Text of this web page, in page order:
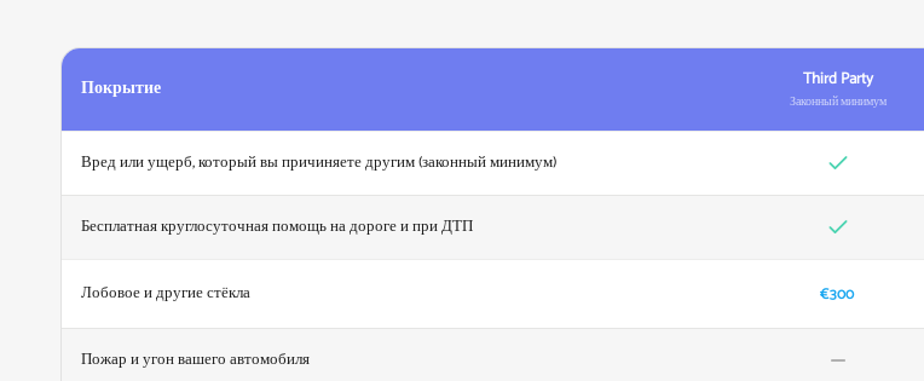
Покрытие Third Party
Законный минимум
Вред или ущерб, который вы причиняете другим (законный минимум)
Бесплатная круглосуточная помощь на дороге и при ДТП
Лобовое и другие стёкла €300
Пожар и угон вашего автомобиля